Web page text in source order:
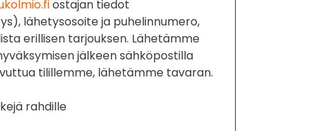
ostajan tiedot
lähetysosoite ja puhelinnumero,
erillisen tarjouksen. Lähetämme
jälkeen sähköpostilla
tilillemme, lähetämme tavaran.
rahdille